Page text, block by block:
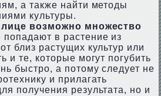
а также найти методы
культуры.
возможно множество
попадают в растение из
близ растущих культур или
и те, которые могут погубить
быстро, а потому следует не
и прилагать
получения результата, но и